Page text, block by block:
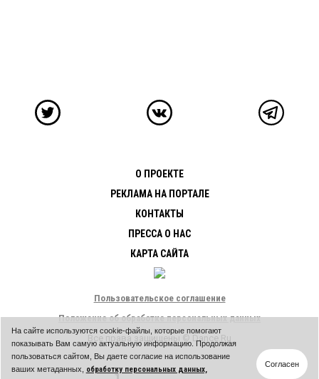
На сайте используются cookie-файлы, которые помогают
показывать Вам самую актуальную информацию. Продолжая
пользоваться сайтом, Вы даете согласие на использование
ваших метаданных,
обработку персональных данных,
Согласен
О ПРОЕКТЕ
РЕКЛАМА НА ПОРТАЛЕ
КОНТАКТЫ
ПРЕССА О НАС
КАРТА САЙТА
Пользовательское соглашение
Положение об обработке персональных данных
Все права защищены © Dance.Ru